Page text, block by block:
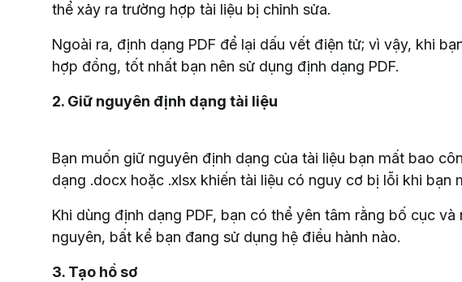
thể xảy ra trường hợp tài liệu bị chỉnh sửa.
Ngoài ra, định dạng PDF để lại dấu vết điện tử; vì vậy, khi
hợp đồng, tốt nhất bạn nên sử dụng định dạng PDF.
2. Giữ nguyên định dạng tài liệu
Bạn muốn giữ nguyên định dạng của tài liệu bạn mất bao
dạng .docx hoặc .xlsx khiến tài liệu có nguy cơ bị lỗi khi bạn
Khi dùng định dạng PDF, bạn có thể yên tâm rằng bố cục
nguyên, bất kể bạn đang sử dụng hệ điều hành nào.
3. Tạo hồ sơ